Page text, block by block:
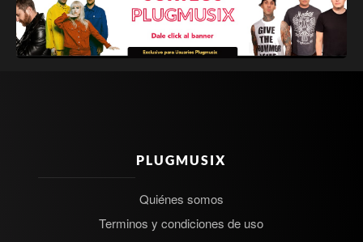
PLUGMUSIX
Quiénes somos
Terminos y condiciones de uso